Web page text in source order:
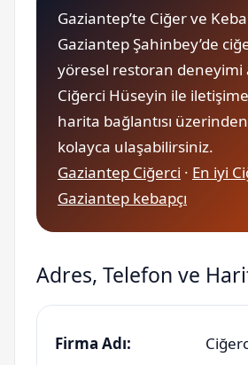
Gaziantep’te Ciğer ve
Gaziantep Şahinbey’de
yöresel restoran deneyimi
Ciğerci Hüseyin ile
harita bağlantısı
kolayca ulaşabilirsiniz.
Gaziantep Ciğerci · En iyi
Gaziantep kebapçı
Adres, Telefon ve
Firma Adı: